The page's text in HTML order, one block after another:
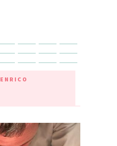
ENRICO